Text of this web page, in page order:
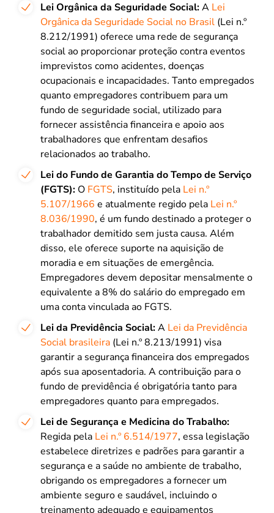
Lei Orgânica da Seguridade Social:A Lei
Orgânica da Seguridade Social no Brasil (Lei n.º
8.212/1991) oferece uma rede de segurança
social ao proporcionar proteção contra eventos
imprevistos como acidentes, doenças
ocupacionais e incapacidades. Tanto empregados
quanto empregadores contribuem para um
fundo de seguridade social, utilizado para
fornecer assistência financeira e apoio aos
trabalhadores que enfrentam desafios
relacionados ao trabalho.
Lei do Fundo de Garantia do Tempo de Serviço
(FGTS): O FGTS, instituído pela Lei n.º
5.107/1966 e atualmente regido pela Lei n.º
8.036/1990, é um fundo destinado a proteger o
trabalhador demitido sem justa causa. Além
disso, ele oferece suporte na aquisição de
moradia e em situações de emergência.
Empregadores devem depositar mensalmente o
equivalente a 8% do salário do empregado em
uma conta vinculada ao FGTS.
Lei da Previdência Social:A Lei da Previdência
Social brasileira (Lei n.º 8.213/1991) visa
garantir a segurança financeira dos empregados
após sua aposentadoria. A contribuição para o
fundo de previdência é obrigatória tanto para
empregadores quanto para empregados.
Lei de Segurança e Medicina do Trabalho:
Regida pela Lei n.º 6.514/1977, essa legislação
estabelece diretrizes e padrões para garantir a
segurança e a saúde no ambiente de trabalho,
obrigando os empregadores a fornecer um
ambiente seguro e saudável, incluindo o
treinamento adequado e equipamentos